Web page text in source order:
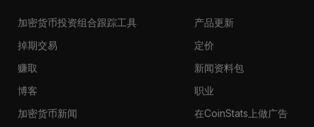
加密货币投资组合跟踪工具
掉期交易
赚取
博客
加密货币新闻
产品更新
定价
新闻资料包
职业
在CoinStats上做广告